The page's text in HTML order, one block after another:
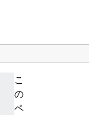
こ
の
ペ